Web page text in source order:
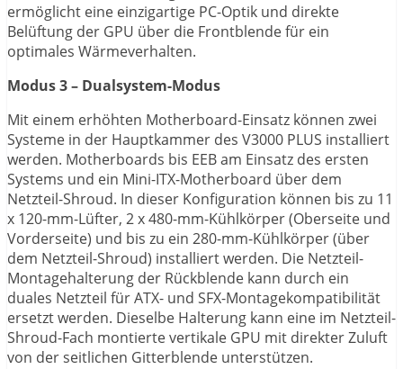
ermöglicht eine einzigartige PC-Optik und direkte
Belüftung der GPU über die Frontblende für ein
optimales Wärmeverhalten.
Modus 3 – Dualsystem-Modus
Mit einem erhöhten Motherboard-Einsatz können zwei
Systeme in der Hauptkammer des V3000 PLUS installiert
werden. Motherboards bis EEB am Einsatz des ersten
Systems und ein Mini-ITX-Motherboard über dem
Netzteil-Shroud. In dieser Konfiguration können bis zu 11
x 120-mm-Lüfter, 2 x 480-mm-Kühlkörper (Oberseite und
Vorderseite) und bis zu ein 280-mm-Kühlkörper (über
dem Netzteil-Shroud) installiert werden. Die Netzteil-
Montagehalterung der Rückblende kann durch ein
duales Netzteil für ATX- und SFX-Montagekompatibilität
ersetzt werden. Dieselbe Halterung kann eine im Netzteil-
Shroud-Fach montierte vertikale GPU mit direkter Zuluft
von der seitlichen Gitterblende unterstützen.